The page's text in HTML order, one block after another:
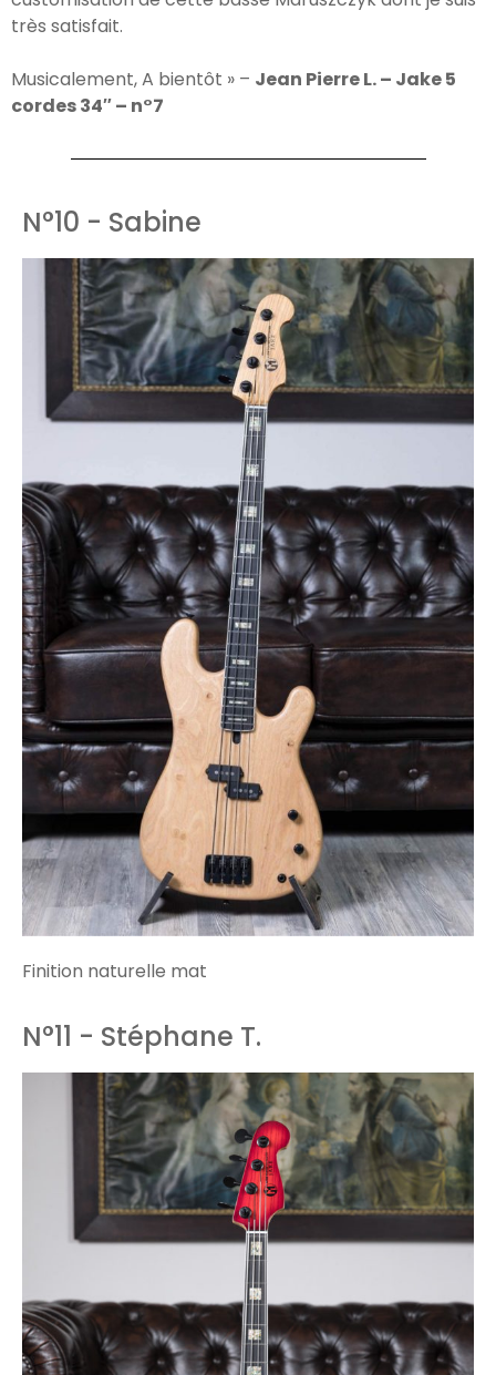
très satisfait.
Musicalement, A bientôt » – Jean Pierre L. – Jake 5
cordes 34″ – n°7
N°10 - Sabine
Finition naturelle mat
N°11 - Stéphane T.